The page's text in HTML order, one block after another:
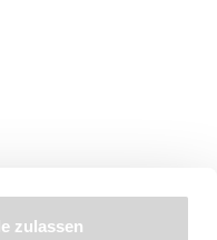
zulassen